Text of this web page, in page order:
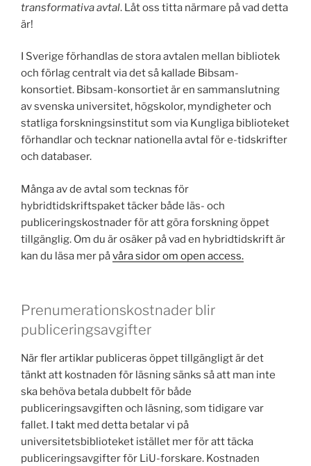
transformativa avtal. Låt oss titta närmare på vad detta
är!
I Sverige förhandlas de stora avtalen mellan bibliotek
och förlag centralt via det så kallade Bibsam-
konsortiet. Bibsam-konsortiet är en sammanslutning
av svenska universitet, högskolor, myndigheter och
statliga forskningsinstitut som via Kungliga biblioteket
förhandlar och tecknar nationella avtal för e-tidskrifter
och databaser.
Många av de avtal som tecknas för
hybridtidskriftspaket täcker både läs- och
publiceringskostnader för att göra forskning öppet
tillgänglig. Om du är osäker på vad en hybridtidskrift är
kan du läsa mer påvåra sidor om open access.
Prenumerationskostnader blir
publiceringsavgifter
När fler artiklar publiceras öppet tillgängligt är det
tänkt att kostnaden för läsning sänks så att man inte
ska behöva betala dubbelt för både
publiceringsavgiften och läsning, som tidigare var
fallet. I takt med detta betalar vi på
universitetsbiblioteket istället mer för att täcka
publiceringsavgifter för LiU-forskare. Kostnaden